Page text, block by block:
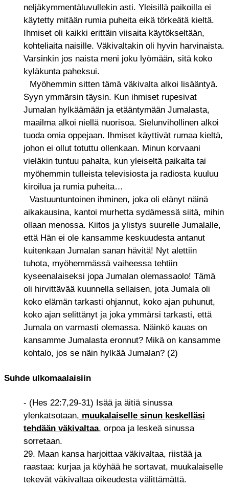
neljäkymmentäluvullekin asti. Yleisillä paikoilla ei
käytetty mitään rumia puheita eikä törkeätä kieltä.
Ihmiset oli kaikki erittäin viisaita käytökseltään,
kohteliaita naisille. Väkivaltakin oli hyvin harvinaista.
Varsinkin jos naista meni joku lyömään, sitä koko
kyläkunta paheksui.
Myöhemmin sitten tämä väkivalta alkoi lisääntyä.
Syyn ymmärsin täysin. Kun ihmiset rupesivat
Jumalan hylkäämään ja etääntymään Jumalasta,
maailma alkoi niellä nuorisoa. Sielunvihollinen alkoi
tuoda omia oppejaan. Ihmiset käyttivät rumaa kieltä,
johon ei ollut totuttu ollenkaan. Minun korvaani
vieläkin tuntuu pahalta, kun yleiseltä paikalta tai
myöhemmin tulleista televisiosta ja radiosta kuuluu
kiroilua ja rumia puheita…
Vastuuntuntoinen ihminen, joka oli elänyt näinä
aikakausina, kantoi murhetta sydämessä siitä, mihin
ollaan menossa. Kiitos ja ylistys suurelle Jumalalle,
että Hän ei ole kansamme keskuudesta antanut
kuitenkaan Jumalan sanan hävitä! Nyt alettiin
tuhota, myöhemmässä vaiheessa tehtiin
kyseenalaiseksi jopa Jumalan olemassaolo! Tämä
oli hirvittävää kuunnella sellaisen, jota Jumala oli
koko elämän tarkasti ohjannut, koko ajan puhunut,
koko ajan selittänyt ja joka ymmärsi tarkasti, että
Jumala on varmasti olemassa. Näinkö kauas on
kansamme Jumalasta eronnut? Mikä on kansamme
kohtalo, jos se näin hylkää Jumalan? (2)
Suhde ulkomaalaisiin
- (Hes 22:7,29-31) Isää ja äitiä sinussa
ylenkatsotaan, muukalaiselle sinun keskelläsi
tehdään väkivaltaa, orpoa ja leskeä sinussa
sorretaan.
29. Maan kansa harjoittaa väkivaltaa, riistää ja
raastaa: kurjaa ja köyhää he sortavat, muukalaiselle
tekevät väkivaltaa oikeudesta välittämättä.